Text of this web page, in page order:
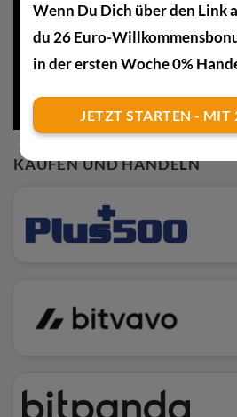
KAUFEN UND HANDELN
Wenn Du Dich über den Link
du 26 Euro-
in der ersten Woche 0%
JETZT STARTEN - MIT